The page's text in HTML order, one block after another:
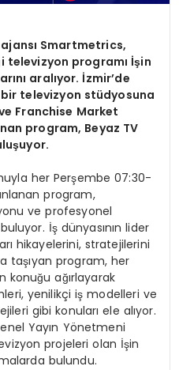
Smartmetrics,
programı İşin
aralıyor. İzmir’de
televizyon stüdyosuna
Franchise Market
program, Beyaz TV
her Perşembe 07:30-
program,
ve profesyonel
İş dünyasının lider
hikayelerini, stratejilerini
taşıyan program, her
konuğu ağırlayarak
yenilikçi iş modelleri ve
gibi konuları ele alıyor.
Yayın Yönetmeni
projeleri olan İşin
bulundu.